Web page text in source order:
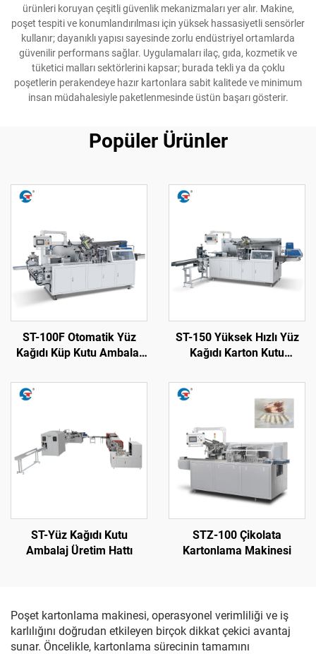
ürünleri koruyan çeşitli güvenlik mekanizmaları yer alır. Makine,
poşet tespiti ve konumlandırılması için yüksek hassasiyetli sensörler
kullanır; dayanıklı yapısı sayesinde zorlu endüstriyel ortamlarda
güvenilir performans sağlar. Uygulamaları ilaç, gıda, kozmetik ve
tüketici malları sektörlerini kapsar; burada tekli ya da çoklu
poşetlerin perakendeye hazır kartonlara sabit kalitede ve minimum
insan müdahalesiyle paketlenmesinde üstün başarı gösterir.
Popüler Ürünler
ST-100F Otomatik Yüz
Kağıdı Küp Kutu Ambalaj
ST-150 Yüksek Hızlı Yüz
Kağıdı Karton Kutu
ST-Yüz Kağıdı Kutu
Ambalaj Üretim Hattı
STZ-100 Çikolata
Kartonlama Makinesi
Poşet kartonlama makinesi, operasyonel verimliliği ve iş
karlılığını doğrudan etkileyen birçok dikkat çekici avantaj
sunar. Öncelikle, kartonlama sürecinin tamamını